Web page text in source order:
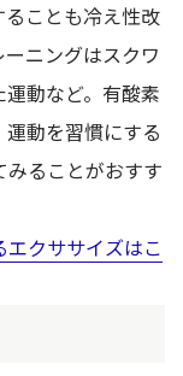
ことも冷え性改
ニングはスクワ
動など。有酸素
動を習慣にする
みることがおすす
クササイズはこ